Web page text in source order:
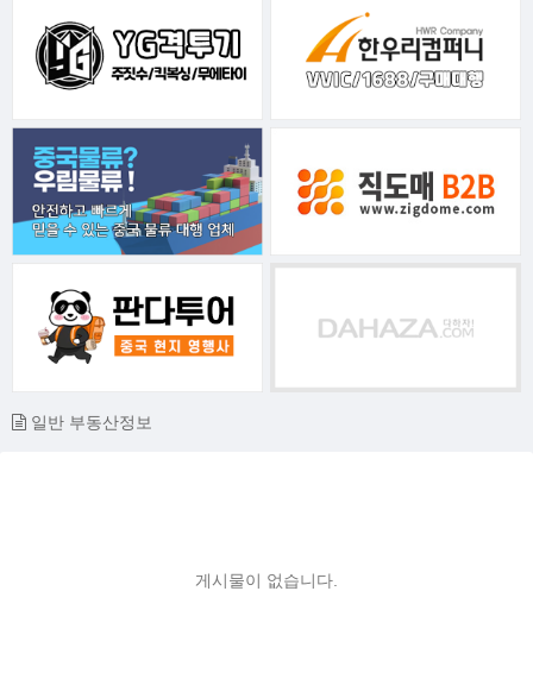
일반 부동산정보
게시물이 없습니다.